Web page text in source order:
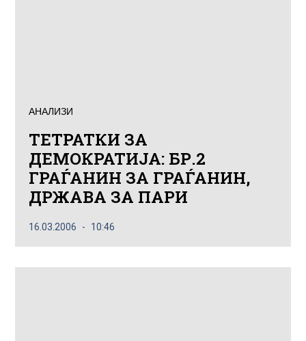
АНАЛИЗИ
ТЕТРАТКИ ЗА
ДЕМОКРАТИЈА: БР.2
ГРАЃАНИН ЗА ГРАЃАНИН,
ДРЖАВА ЗА ПАРИ
16.03.2006 10:46